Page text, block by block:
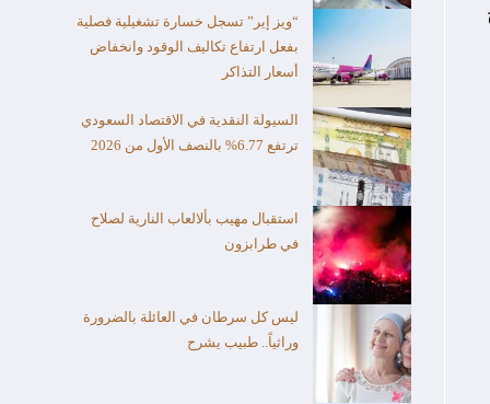
“ويز إير” تسجل خسارة تشغيلية فصلية
بفعل ارتفاع تكاليف الوقود وانخفاض
أسعار التذاكر
السيولة النقدية في الاقتصاد السعودي
ترتفع 6.77% بالنصف الأول من 2026
استقبال مهيب بألالعاب النارية لصلاح
في طرابزون
ليس كل سرطان في العائلة بالضرورة
وراثياً.. طبيب يشرح